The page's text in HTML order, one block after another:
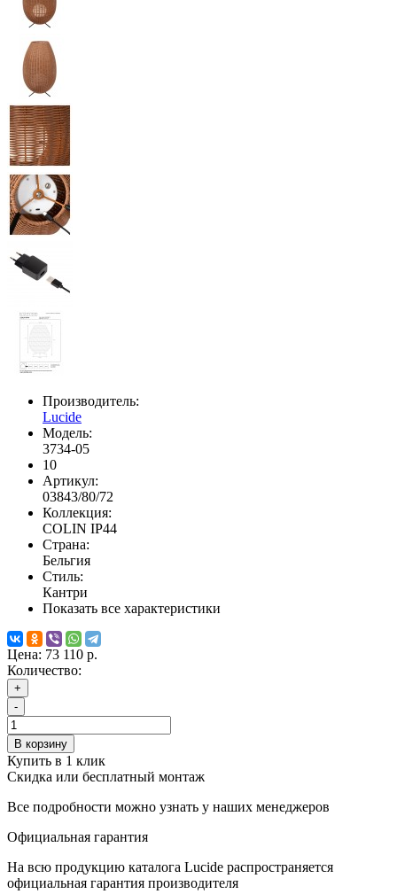
Производитель:
Lucide
Модель:
3734-05
10
Артикул:
03843/80/72
Коллекция:
COLIN IP44
Страна:
Бельгия
Стиль:
Кантри
Показать все характеристики
Цена: 73 110 р.
Количество:
+
-
В корзину
Купить в 1 клик
Скидка или бесплатный монтаж
Все подробности можно узнать у наших менеджеров
Официальная гарантия
На всю продукцию каталога Lucide распространяется
официальная гарантия производителя